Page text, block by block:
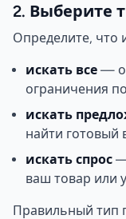
2. Выберите
Определите, что
искать все —
ограничения
искать
найти готовый
искать спрос —
ваш товар или
Правильный тип